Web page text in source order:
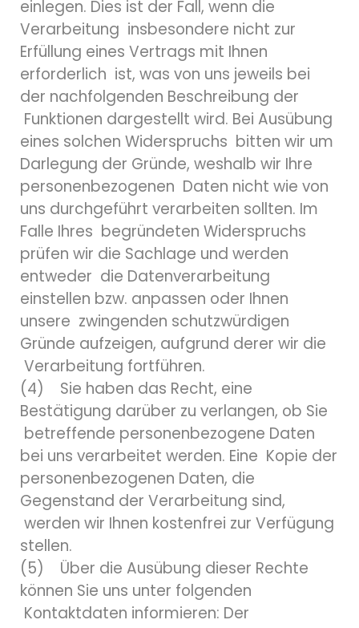
einlegen. Dies ist der Fall, wenn die
Verarbeitung insbesondere nicht zur
Erfüllung eines Vertrags mit Ihnen
erforderlich ist, was von uns jeweils bei
der nachfolgenden Beschreibung der
Funktionen dargestellt wird. Bei Ausübung
eines solchen Widerspruchs bitten wir um
Darlegung der Gründe, weshalb wir Ihre
personenbezogenen Daten nicht wie von
uns durchgeführt verarbeiten sollten. Im
Falle Ihres begründeten Widerspruchs
prüfen wir die Sachlage und werden
entweder die Datenverarbeitung
einstellen bzw. anpassen oder Ihnen
unsere zwingenden schutzwürdigen
Gründe aufzeigen, aufgrund derer wir die
Verarbeitung fortführen.
(4) Sie haben das Recht, eine
Bestätigung darüber zu verlangen, ob Sie
betreffende personenbezogene Daten
bei uns verarbeitet werden. Eine Kopie der
personenbezogenen Daten, die
Gegenstand der Verarbeitung sind,
werden wir Ihnen kostenfrei zur Verfügung
stellen.
(5) Über die Ausübung dieser Rechte
können Sie uns unter folgenden
Kontaktdaten informieren: Der